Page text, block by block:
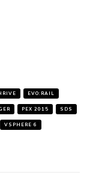
EVO:RAIL
PEX 2015 SDS
VSPHERE 6